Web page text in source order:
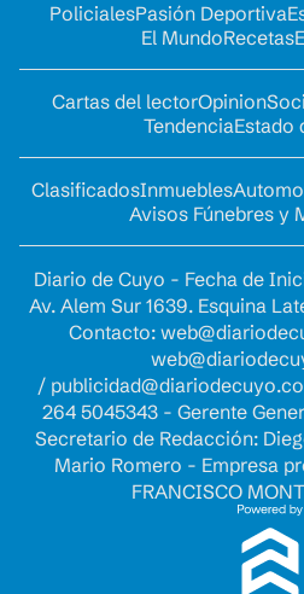
PolicialesPasión Deportiva
El MundoRecetas
Cartas del lectorOpinion
TendenciaEstado
ClasificadosInmuebles
Avisos Fúnebres y
Diario de Cuyo - Fecha de
Av. Alem Sur 1639. Esquina
Contacto:
/
264 5045343 - Gerente
Secretario de Redacción:
Mario Romero - Empresa
FRANCISCO